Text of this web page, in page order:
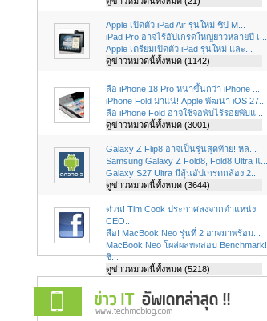
Apple เปิดตัว iPad Air รุ่นใหม่ ชิป M...
iPad Pro อาจไร้อัปเกรดใหญ่ยาวหลายปี เ...
Apple เตรียมเปิดตัว iPad รุ่นใหม่ และ...
ดูข่าวหมวดนี้ทั้งหมด (1142)
ลือ iPhone 18 Pro หนาขึ้นกว่า iPhone ...
iPhone Fold มาแน่! Apple พัฒนา iOS 27...
ลือ iPhone Fold อาจใช้จอพับไร้รอยพับแ...
ดูข่าวหมวดนี้ทั้งหมด (3001)
Galaxy Z Flip8 อาจเป็นรุ่นสุดท้าย! หล...
Samsung Galaxy Z Fold8, Fold8 Ultra แ...
Galaxy S27 Ultra มีลุ้นอัปเกรดกล้อง 2...
ดูข่าวหมวดนี้ทั้งหมด (3644)
ด่วน! Tim Cook ประกาศลงจากตำแหน่ง
CEO...
ลือ! MacBook Neo รุ่นที่ 2 อาจมาพร้อม...
MacBook Neo โผล่ผลทดสอบ Benchmark!
ชิ...
ดูข่าวหมวดนี้ทั้งหมด (5218)